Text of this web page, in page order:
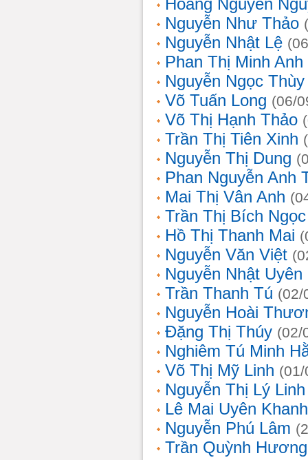
Hoàng Nguyễn
Nguyễn Như Thảo
Nguyễn Nhật Lệ
Phan Thị Minh Anh
Nguyễn Ngọc
Võ Tuấn Long (06/
Võ Thị Hạnh Thảo
Trần Thị Tiên Xinh
Nguyễn Thị Dung
Phan Nguyễn Anh
Mai Thị Vân Anh
Trần Thị Bích Ngọc
Hồ Thị Thanh Mai
Nguyễn Văn Việt
Nguyễn Nhật Uyên
Trần Thanh Tú (02/
Nguyễn Hoài
Đặng Thị Thúy (02/
Nghiêm Tú Minh
Võ Thị Mỹ Linh
Nguyễn Thị Lý Linh
Lê Mai Uyên Khanh
Nguyễn Phú Lâm
Trần Quỳnh Hương